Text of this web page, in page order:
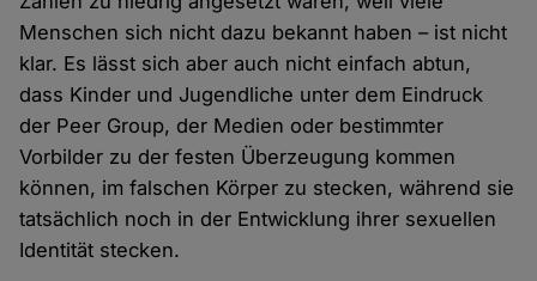
Menschen sich nicht dazu bekannt haben – ist nicht
klar. Es lässt sich aber auch nicht einfach abtun,
dass Kinder und Jugendliche unter dem Eindruck
der Peer Group, der Medien oder bestimmter
Vorbilder zu der festen Überzeugung kommen
können, im falschen Körper zu stecken, während sie
tatsächlich noch in der Entwicklung ihrer sexuellen
Identität stecken.